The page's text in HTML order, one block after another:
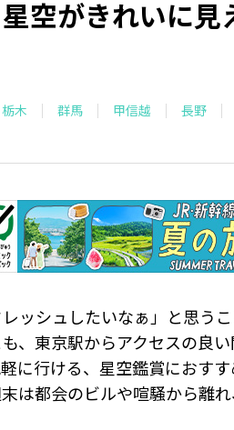
星空がきれいに
栃木 群馬 甲信越 長野
レッシュしたいなぁ」と思
、東京駅からアクセスの良
に行ける、星空鑑賞におす
は都会のビルや喧騒から離